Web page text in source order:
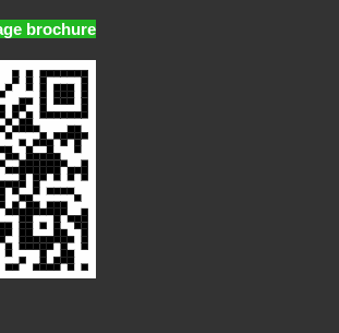
brochure